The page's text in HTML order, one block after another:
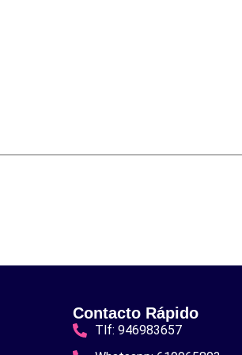
Contacto Rápido
Tlf: 946983657